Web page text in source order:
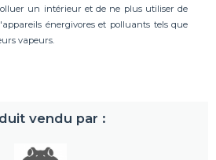
un intérieur et de ne plus utiliser de
énergivores et polluants tels que
vapeurs.
vendu par :